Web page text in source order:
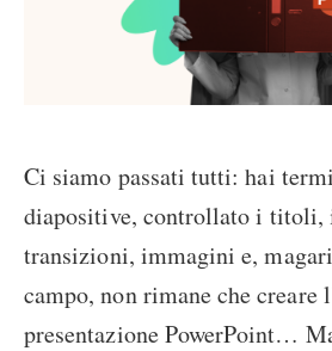
Ci siamo passati tutti: hai
diapositive, controllato i titoli,
transizioni, immagini e,
campo, non rimane che creare
presentazione PowerPoint…